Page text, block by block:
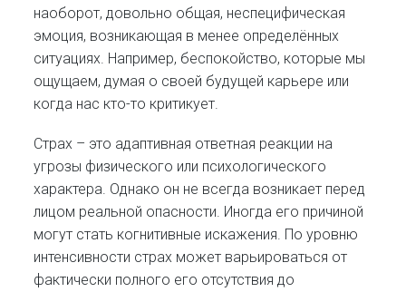
наоборот, довольно общая, неспецифическая
эмоция, возникающая в менее определённых
ситуациях. Например, беспокойство, которые мы
ощущаем, думая о своей будущей карьере или
когда нас кто-то критикует.
Страх – это адаптивная ответная реакции на
угрозы физического или психологического
характера. Однако он не всегда возникает перед
лицом реальной опасности. Иногда его причиной
могут стать когнитивные искажения. По уровню
интенсивности страх может варьироваться от
фактически полного его отсутствия до